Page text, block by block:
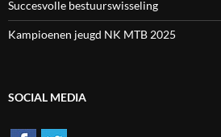
Succesvolle bestuurswisseling
Kampioenen jeugd NK MTB 2025
SOCIAL MEDIA